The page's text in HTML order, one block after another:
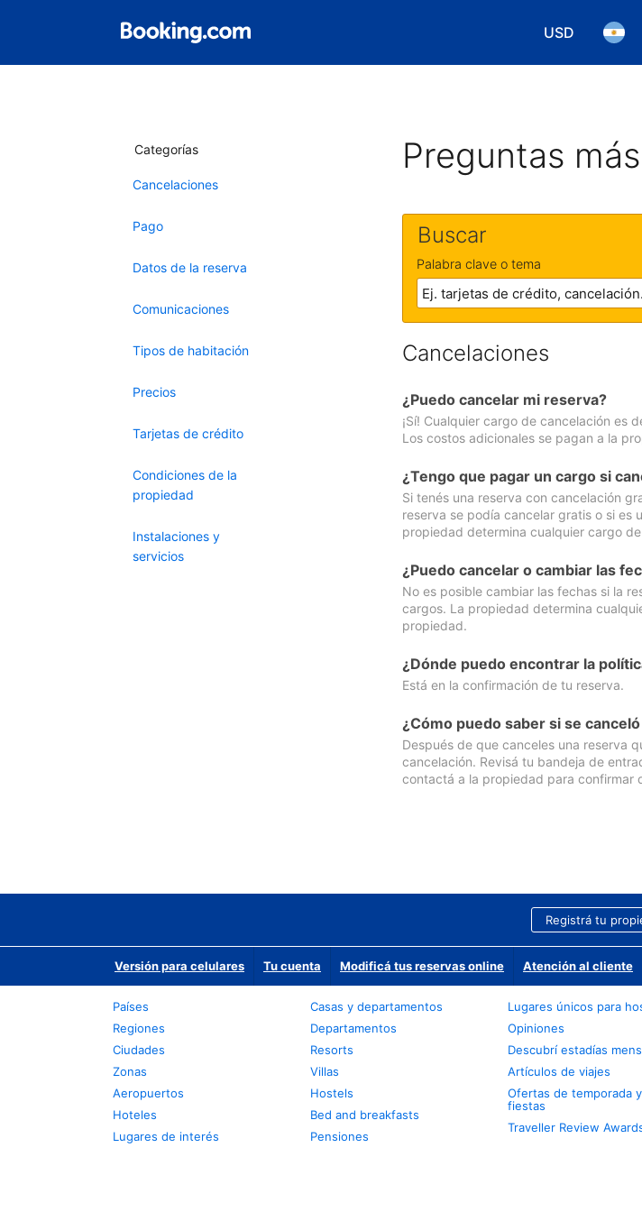
USD
Elegir la
Categorías
Cancelaciones
Pago
Datos de la reserva
Comunicaciones
Tipos de habitación
Precios
Tarjetas de crédito
Condiciones de la
propiedad
Instalaciones y
servicios
Preguntas
Buscar
Palabra clave o tema
Cancelaciones
¿Puedo cancelar mi reserva?
¡Sí! Cualquier cargo de cancelación es
Los costos adicionales se pagan a la
¿Tengo que pagar un cargo si
Si tenés una reserva con cancelación
reserva se podía cancelar gratis o si es
propiedad determina cualquier cargo
¿Puedo cancelar o cambiar las
No es posible cambiar las fechas si la
cargos. La propiedad determina
propiedad.
¿Dónde puedo encontrar la
Está en la confirmación de tu reserva.
¿Cómo puedo saber si se
Después de que canceles una reserva
cancelación. Revisá tu bandeja de
contactá a la propiedad para confirmar
Registrá tu
Versión para celulares Tu cuenta Modificá tus reservas online Atención al cliente
Países
Regiones
Ciudades
Zonas
Aeropuertos
Hoteles
Lugares de interés
Casas y departamentos
Departamentos
Resorts
Villas
Hostels
Bed and breakfasts
Pensiones
Lugares únicos para
Opiniones
Descubrí estadías
Artículos de viajes
Ofertas de temporada
fiestas
Traveller Review